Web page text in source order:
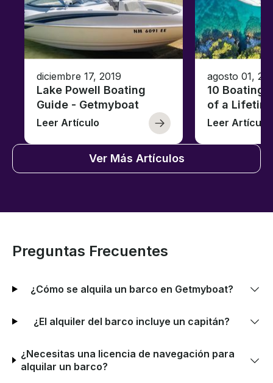
diciembre 17, 2019
Lake Powell Boating
Guide - Getmyboat
Leer Artículo
agosto 01,
10 Boating
of a
Leer Artículo
Ver Más Artículos
Preguntas Frecuentes
¿Cómo se alquila un barco en Getmyboat?
¿El alquiler del barco incluye un capitán?
¿Necesitas una licencia de navegación para
alquilar un barco?